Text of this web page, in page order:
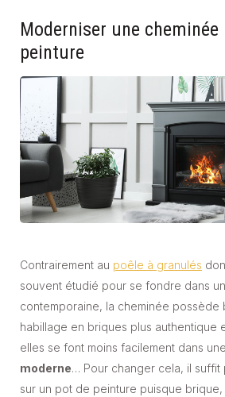
Moderniser une cheminée
peinture
Contrairement au poêle à granulés
souvent étudié pour se fondre dans
contemporaine, la cheminée possède
habillage en briques plus authentique
elles se font moins facilement dans une
moderne… Pour changer cela, il
sur un pot de peinture puisque